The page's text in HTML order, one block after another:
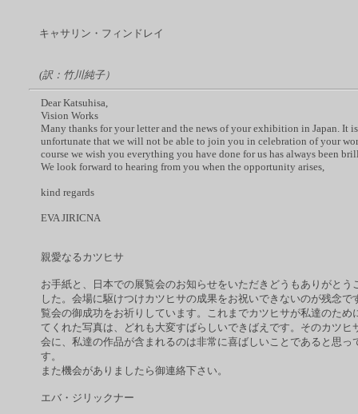
キャサリン・フィンドレイ
(訳：竹川純子）
Dear Katsuhisa,
Vision Works
Many thanks for your letter and the news of your exhibition in Japan. It
unfortunate that we will not be able to join you in celebration of your
course we wish you everything you have done for us has always been
We look forward to hearing from you when the opportunity arises,
kind regards
EVA JIRICNA
親愛なるカツヒサ
お手紙と、日本での展覧会のお知らせをいただきどうもありがとう
した。会場に駆けつけカツヒサの成果をお祝いできないのが残念で
覧会の御成功をお祈りしています。これまでカツヒサが私達のため
てくれた写真は、どれも大変すばらしいできばえです。そのカツヒ
会に、私達の作品が含まれるのは非常に喜ばしいことであると思っ
す。
また機会がありましたら御連絡下さい。
エバ・ジリックナー